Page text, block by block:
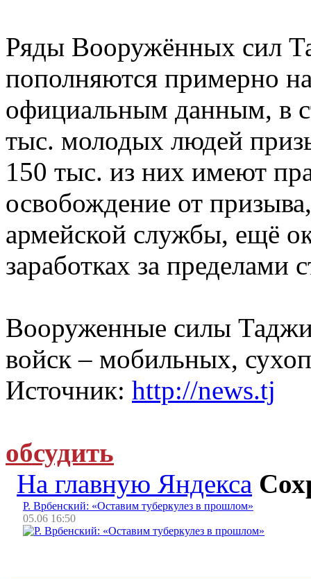
Ряды Вооружённых сил
пополняются примерно
официальным данным, в
тыс. молодых людей
150 тыс. из них имеют
освобождение от
армейской службы, ещё
заработках за пределами
Вооруженные силы
войск – мобильных,
Источник: http://news.tj
обсудить
На главную Яндекса
Р. Врбенский: «Оставим туберкулез в прошлом»
05.06 16:50